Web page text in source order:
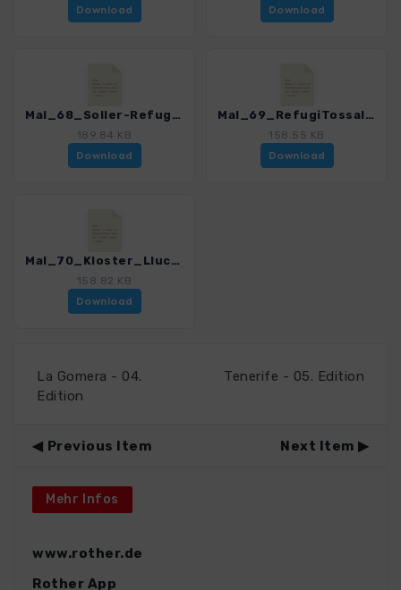
Download
Download
Mal_68_Soller-RefugiTossalsVerds_4805_4.gpx
189.84 KB
Download
Mal_69_RefugiTossalsVerds-Kloster_Lluc_4805_4.gpx
158.55 KB
Download
Mal_70_Kloster_Lluc-Pollenca_4805_4.gpx
158.82 KB
Download
La Gomera - 04.
Edition
Tenerife - 05. Edition
Previous Item Next Item
Mehr Infos
www.rother.de
Rother App